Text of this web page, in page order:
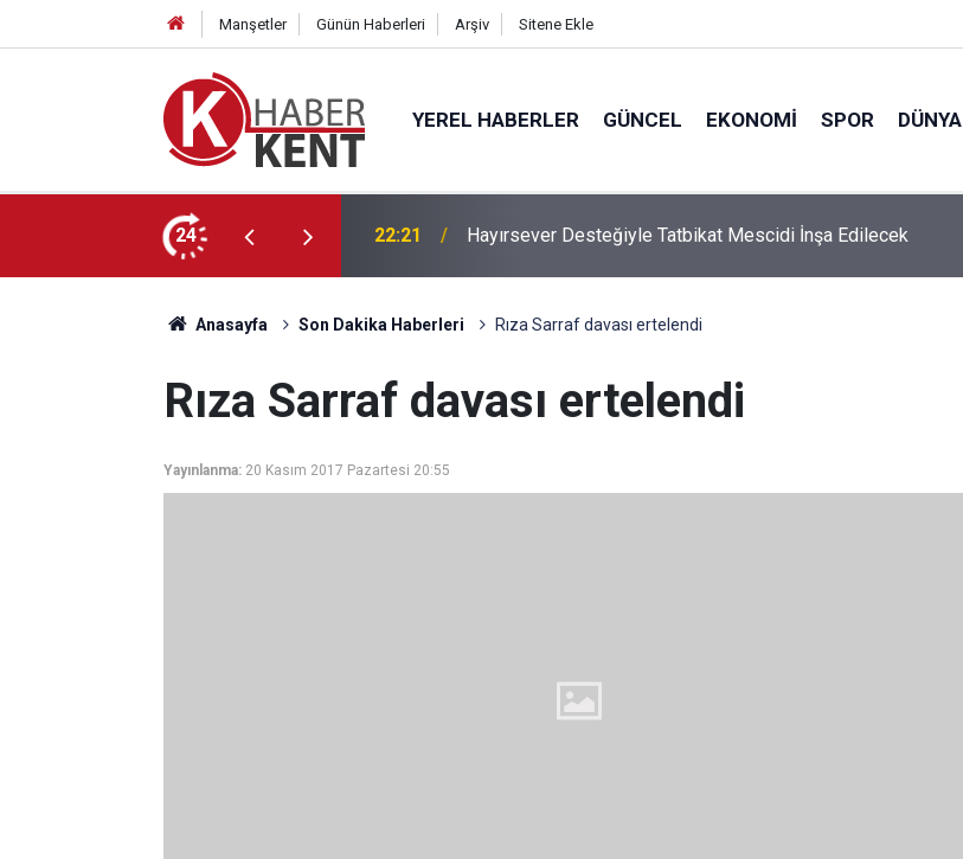
Manşetler Günün Haberleri Arşiv Sitene Ekle
YEREL HABERLER GÜNCEL EKONOMI SPOR DÜNYA
24 22:21 Hayırsever Desteğiyle Tatbikat Mescidi İnşa Edilecek
Anasayfa Son Dakika Haberleri Rıza Sarraf davası ertelendi
Rıza Sarraf davası ertelendi
Yayınlanma: 20 Kasım 2017 Pazartesi 20:55